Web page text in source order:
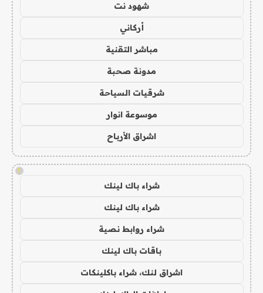
شهود نت
أركاني
مباشر التقنية
مدونة صحبة
شرقيات السياحة
موسوعة انوار
اشراق الأرباح
!
شراء باك لينك
شراء باك لينك
شراء روابط نصية
باقات باك لينك
اشراق لنك، شراء باكلينكات